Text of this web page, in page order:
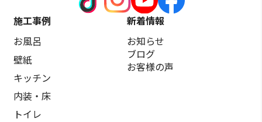
施工事例
お風呂
壁紙
キッチン
内装・床
トイレ
新着情報
お知らせ
ブログ
お客様の声